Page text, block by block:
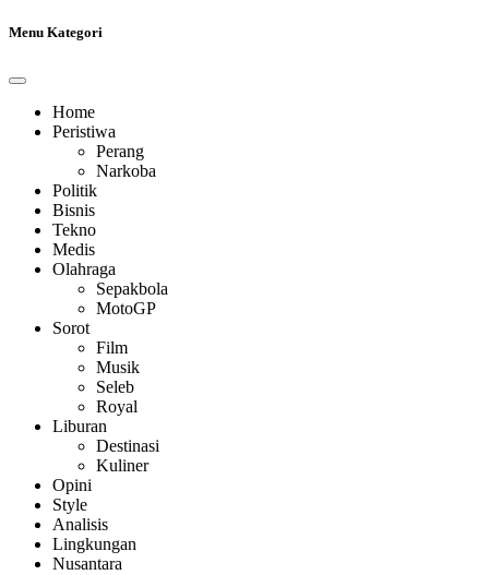
Menu Kategori
Home
Peristiwa
Perang
Narkoba
Politik
Bisnis
Tekno
Medis
Olahraga
Sepakbola
MotoGP
Sorot
Film
Musik
Seleb
Royal
Liburan
Destinasi
Kuliner
Opini
Style
Analisis
Lingkungan
Nusantara